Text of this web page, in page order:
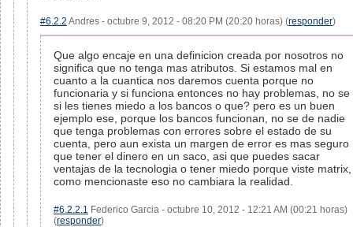
#6.2.2 Andres - octubre 9, 2012 - 08:20 PM (20:20 horas) (responder)
Que algo encaje en una definicion creada por nosotros no
significa que no tenga mas atributos. Si estamos mal en
cuanto a la cuantica nos daremos cuenta porque no
funcionaria y si funciona entonces no hay problemas, no se
si les tienes miedo a los bancos o que? pero es un buen
ejemplo ese, porque los bancos funcionan, no se de nadie
que tenga problemas con errores sobre el estado de su
cuenta, pero aun exista un margen de error es mas seguro
que tener el dinero en un saco, asi que puedes sacar
ventajas de la tecnologia o tener miedo porque viste matrix,
como mencionaste eso no cambiara la realidad.
#6.2.2.1 Federico Garcia - octubre 10, 2012 - 12:21 AM (00:21 horas)
(responder)